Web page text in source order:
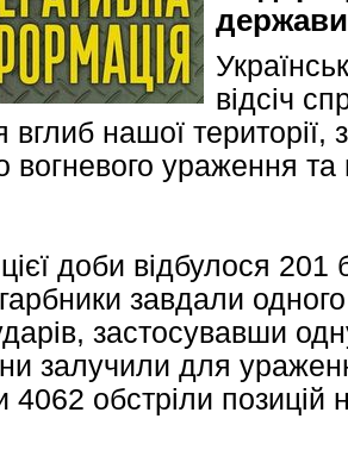
відсіч
вглиб нашої
вогневого ураження та
доби відбулося 201
завдали
застосувавши
залучили для
4062 обстріли позицій